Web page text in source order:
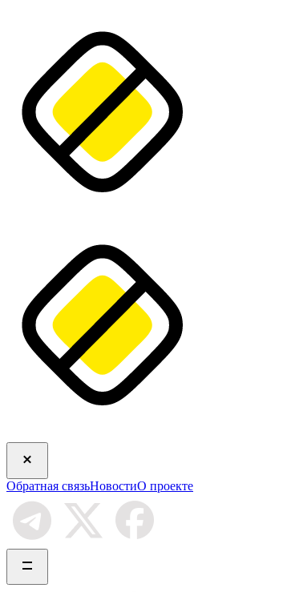
Обратная связьНовостиО проекте